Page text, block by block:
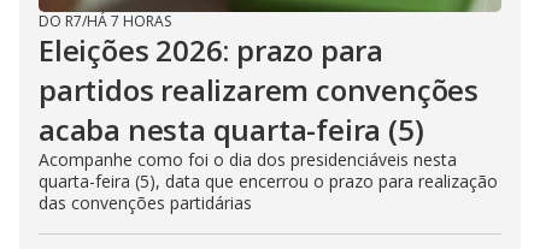
DO R7/HÁ 7 HORAS
Eleições 2026: prazo para
partidos realizarem convenções
acaba nesta quarta-feira (5)
Acompanhe como foi o dia dos presidenciáveis nesta
quarta-feira (5), data que encerrou o prazo para realização
das convenções partidárias